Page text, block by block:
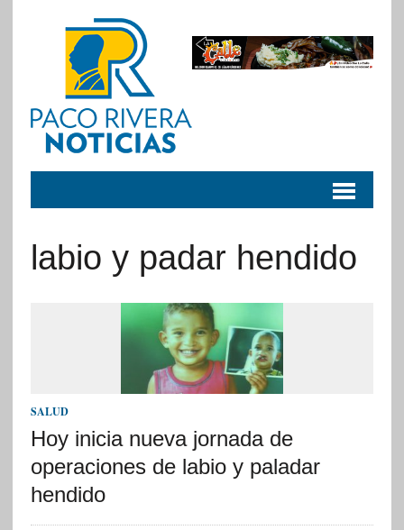
labio y padar hendido
SALUD
Hoy inicia nueva jornada de
operaciones de labio y paladar
hendido